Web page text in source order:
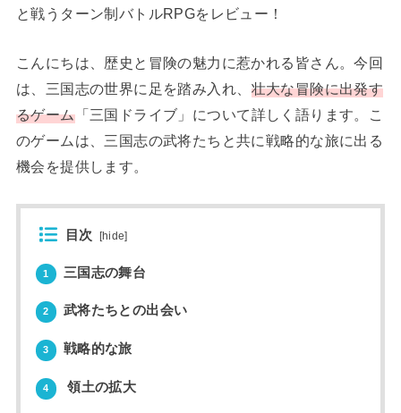
と戦うターン制バトルRPGをレビュー！
こんにちは、歴史と冒険の魅力に惹かれる皆さん。今回
は、三国志の世界に足を踏み入れ、 壮大な冒険に出発す
るゲーム「三国ドライブ」について詳しく語ります。こ
のゲームは、三国志の武将たちと共に戦略的な旅に出る
機会を提供します。
目次 [hide]
1 三国志の舞台
2 武将たちとの出会い
3 戦略的な旅
4 領土の拡大